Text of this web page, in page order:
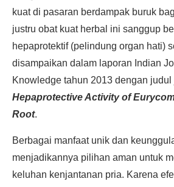
kuat di pasaran berdampak buruk
justru obat kuat herbal ini sanggup
hepaprotektif (pelindung organ hati)
disampaikan dalam laporan Indian
Knowledge tahun 2013 dengan judul
Hepaprotective Activity of
Root.
Berbagai manfaat unik dan
menjadikannya pilihan aman untuk
keluhan kenjantanan pria. Karena